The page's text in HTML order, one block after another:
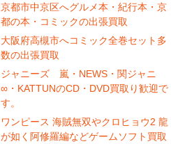
京都市中京区へグルメ本・紀行本・京
都の本・コミックの出張買取
大阪府高槻市へコミック全巻セット多
数の出張買取
ジャニーズ 嵐・NEWS・関ジャニ
∞・KATTUNのCD・DVD買取り歓迎で
す。
ワンピース 海賊無双やクロヒョウ2 龍
が如く阿修羅編などゲームソフト買取